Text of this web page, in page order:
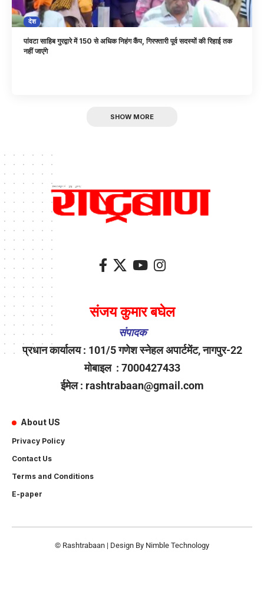
देश
पांवटा साहिब गुरद्वारे में 150 से अधिक निहंग कैंप, गिरफ्तारी पूर्व सदस्यों की रिहाई तक
नहीं जाएंगे
SHOW MORE
संजय कुमार बघेल
संपादक
प्रधान कार्यालय : 101/5 गणेश स्नेहल अपार्टमेंट, नागपुर-22
मोबाइल : 7000427433
ईमेल : rashtrabaan@gmail.com
About US
Privacy Policy
Contact Us
Terms and Conditions
E-paper
© Rashtrabaan | Design By Nimble Technology